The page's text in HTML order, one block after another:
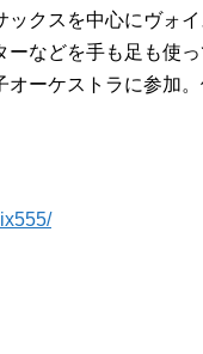
クスを中心にヴォ
ーなどを手も足も使
オーケストラに参加